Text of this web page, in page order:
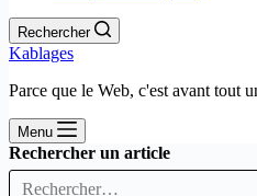
Rechercher
Kablages
Parce que le Web, c'est avant tout
Menu
Rechercher un article